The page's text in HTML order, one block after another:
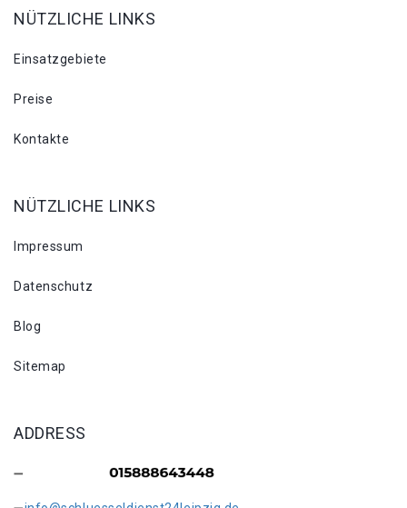
NÜTZLICHE LINKS
Einsatzgebiete
Preise
Kontakte
NÜTZLICHE LINKS
Impressum
Datenschutz
Blog
Sitemap
ADDRESS